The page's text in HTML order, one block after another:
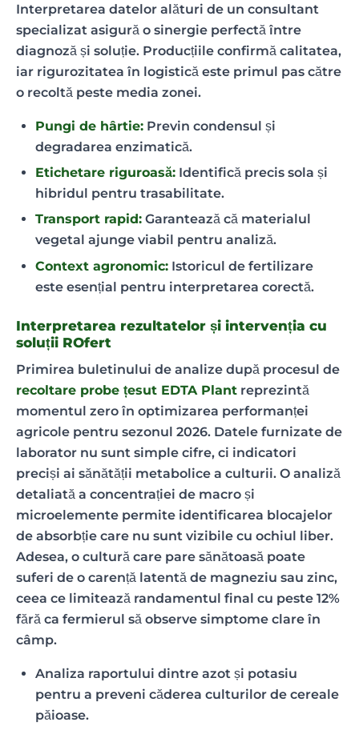
Interpretarea datelor alături de un consultant
specializat asigură o sinergie perfectă între
diagnoză și soluție. Producțiile confirmă calitatea,
iar rigurozitatea în logistică este primul pas către
o recoltă peste media zonei.
Pungi de hârtie: Previn condensul și
degradarea enzimatică.
Etichetare riguroasă: Identifică precis sola și
hibridul pentru trasabilitate.
Transport rapid: Garantează că materialul
vegetal ajunge viabil pentru analiză.
Context agronomic: Istoricul de fertilizare
este esențial pentru interpretarea corectă.
Interpretarea rezultatelor și intervenția cu
soluții ROfert
Primirea buletinului de analize după procesul de
recoltare probe țesut EDTA Plant reprezintă
momentul zero în optimizarea performanței
agricole pentru sezonul 2026. Datele furnizate de
laborator nu sunt simple cifre, ci indicatori
preciși ai sănătății metabolice a culturii. O analiză
detaliată a concentrației de macro și
microelemente permite identificarea blocajelor
de absorbție care nu sunt vizibile cu ochiul liber.
Adesea, o cultură care pare sănătoasă poate
suferi de o carență latentă de magneziu sau zinc,
ceea ce limitează randamentul final cu peste 12%
fără ca fermierul să observe simptome clare în
câmp.
Analiza raportului dintre azot și potasiu
pentru a preveni căderea culturilor de cereale
păioase.